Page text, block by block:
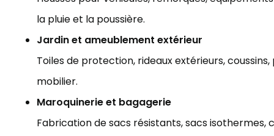
la pluie et la poussière.
Jardin et ameublement extérieur
Toiles de protection, rideaux extérieurs,
mobilier.
Maroquinerie et bagagerie
Fabrication de sacs résistants, sacs